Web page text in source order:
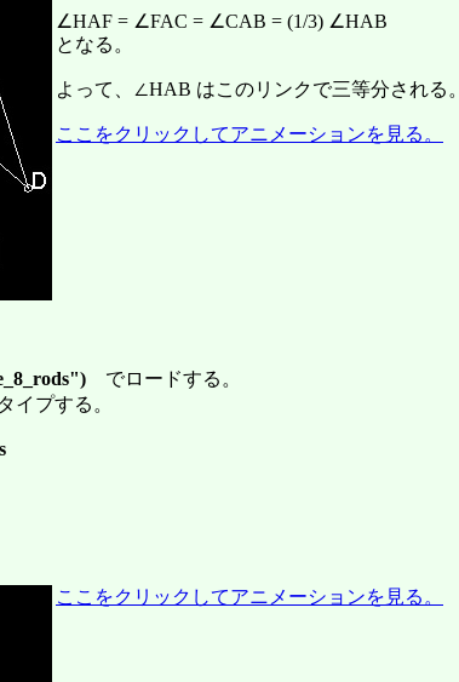
∠HAF = ∠FAC = ∠CAB = (1/3) ∠HAB
となる。
よって、∠HAB はこのリンクで三等分される。
ここをクリックしてアニメーションを見る。
でロードする。
イプする。
ここをクリックしてアニメーションを見る。